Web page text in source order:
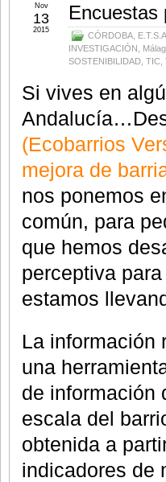
Encuestas
CÓRDOBA
INVESTIGACIÓN
SOSTENIBILIDAD TIC
Nov
13
2015
Si vives en
(Ecobarrios
mejora de
nos ponemos
común, para
que hemos
perceptiva
estamos
La información
una
de información
escala del
obtenida a
indicadores de